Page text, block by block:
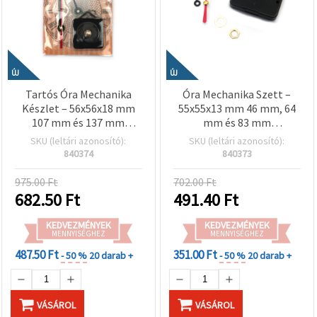
ÚJ
Tartós Óra Mechanika
Készlet – 56x56x18 mm
107 mm és 137 mm
Mutatókkal, AA 1.5 V
Akkumulátorral Működik
SKU (leltári azonosító):
840374
975.00 Ft
682.50 Ft
KEDVEZMÉNYEK
MENNYISÉGHEZ
487.50 Ft- 50 % 20 darab +
VÁSÁROL
ÚJ
Óra Mechanika Szett –
55x55x13 mm 46 mm, 64
mm és 83 mm
Mutatókkal, AA 1.5 V Elem
Üzemeltetve
SKU (leltári azonosító):
840373
702.00 Ft
491.40 Ft
KEDVEZMÉNYEK
MENNYISÉGHEZ
351.00 Ft- 50 % 20 darab +
VÁSÁROL